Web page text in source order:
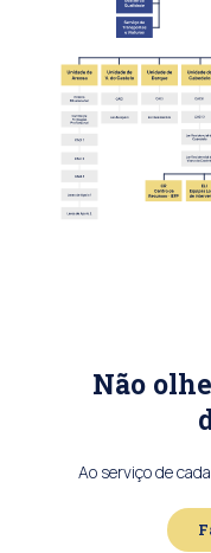
Não
Ao serviço de